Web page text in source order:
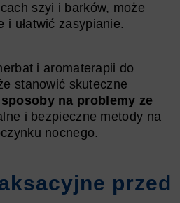
szyi i barków, może
i ułatwić zasypianie.
i aromaterapii do
stanowić skuteczne
na problemy ze
i bezpieczne metody na
nocnego.
przed